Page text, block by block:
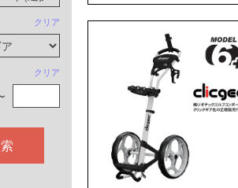
クリア
クリア